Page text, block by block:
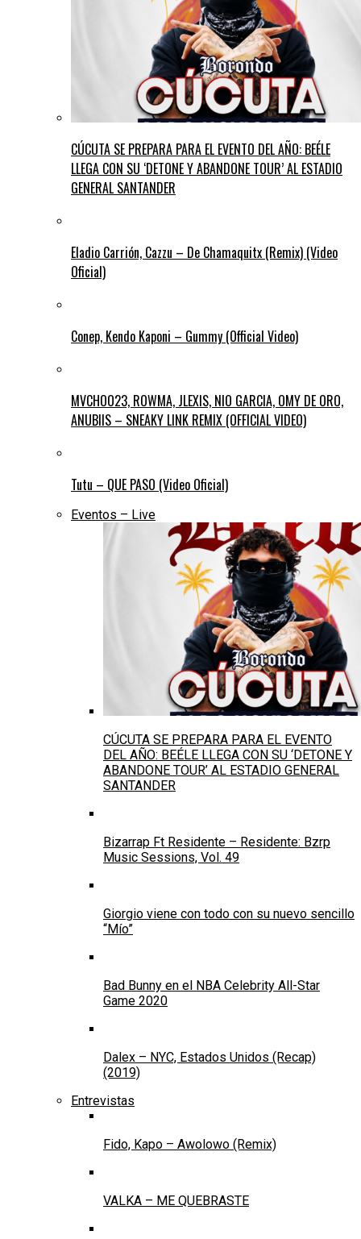
CÚCUTA SE PREPARA PARA EL EVENTO DEL AÑO: BEÉLE
LLEGA CON SU ‘DETONE Y ABANDONE TOUR’ AL ESTADIO
GENERAL SANTANDER
Eladio Carrión, Cazzu – De Chamaquitx (Remix) (Video
Oficial)
Conep, Kendo Kaponi – Gummy (Official Video)
MVCHOO23, ROWMA, JLEXIS, NIO GARCIA, OMY DE ORO,
ANUBIIS – SNEAKY LINK REMIX (OFFICIAL VIDEO)
Tutu – QUE PASO (Video Oficial)
Eventos – Live
CÚCUTA SE PREPARA PARA EL EVENTO
DEL AÑO: BEÉLE LLEGA CON SU ‘DETONE Y
ABANDONE TOUR’ AL ESTADIO GENERAL
SANTANDER
Bizarrap Ft Residente – Residente: Bzrp
Music Sessions, Vol. 49
Giorgio viene con todo con su nuevo sencillo
“Mío”
Bad Bunny en el NBA Celebrity All-Star
Game 2020
Dalex – NYC, Estados Unidos (Recap)
(2019)
Entrevistas
Fido, Kapo – Awolowo (Remix)
VALKA – ME QUEBRASTE